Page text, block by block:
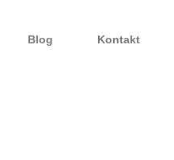
Blog Kontakt